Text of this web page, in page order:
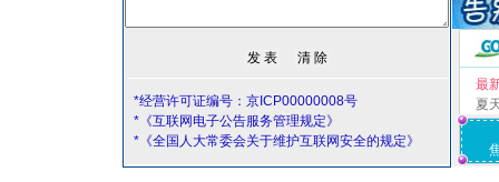
*经营许可证编号：京ICP00000008号
*《互联网电子公告服务管理规定》
*《全国人大常委会关于维护互联网安全的规定》
最
夏